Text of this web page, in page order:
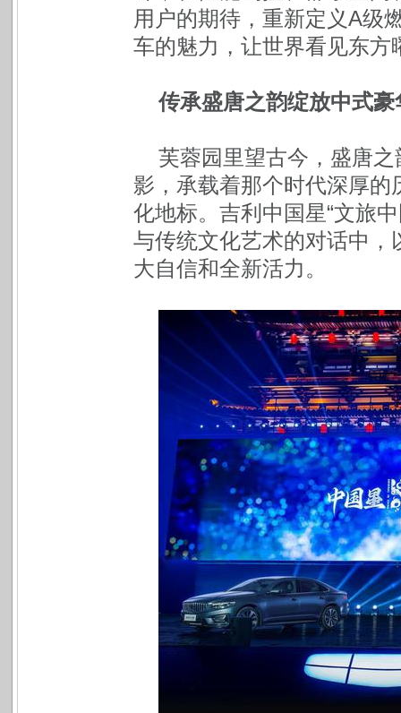
用户的期待，重新定义A级
车的魅力，让世界看见东方
传承盛唐之韵绽放中式
芙蓉园里望古今，盛唐
影，承载着那个时代深厚
化地标。吉利中国星“文旅
与传统文化艺术的对话中
大自信和全新活力。